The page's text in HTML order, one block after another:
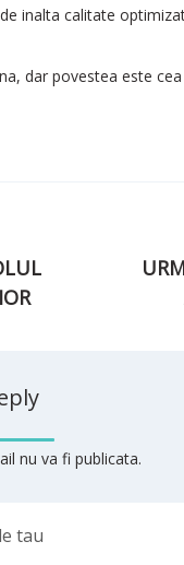
calitate
dar povestea este
nu va fi publicata.